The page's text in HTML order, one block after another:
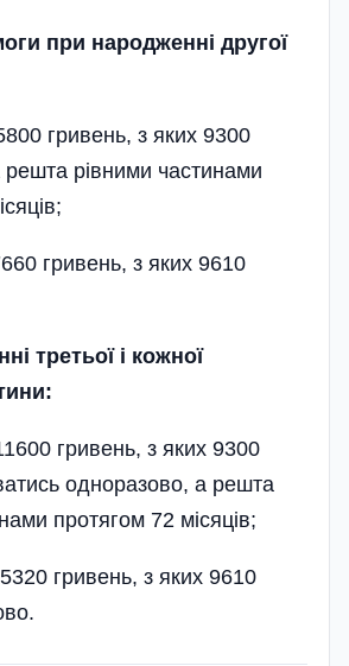
при народженні другої
гривень, з яких 9300
рівними частинами
гривень, з яких 9610
третьої і кожної
гривень, з яких 9300
одноразово, а решта
протягом 72 місяців;
гривень, з яких 9610